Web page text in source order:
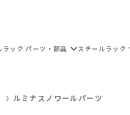
ラック パーツ・部品 スチールラック
ルミナスノワールパーツ